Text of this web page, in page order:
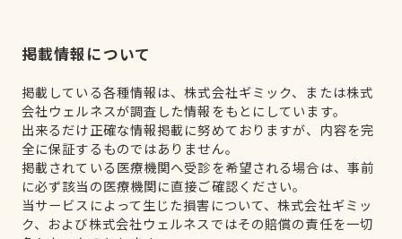
掲載情報について
掲載している各種情報は、株式会社ギミック、または株式
会社ウェルネスが調査した情報をもとにしています。
出来るだけ正確な情報掲載に努めておりますが、内容を完
全に保証するものではありません。
掲載されている医療機関へ受診を希望される場合は、事前
に必ず該当の医療機関に直接ご確認ください。
当サービスによって生じた損害について、株式会社ギミッ
ク、および株式会社ウェルネスではその賠償の責任を一切